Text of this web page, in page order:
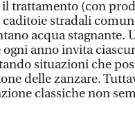
il trattamento (con
stradali
acqua stagnante.
anno invita
situazioni che
delle zanzare.
classiche non